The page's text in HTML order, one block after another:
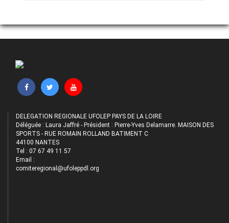
DELEGATION REGIONALE UFOLEP PAYS DE LA LOIRE
Déléguée : Laura Jaffré - Président : Pierre-Yves Delamarre. MAISON DES
SPORTS - RUE ROMAIN ROLLAND BATIMENT C
44100 NANTES
Tel : 07 67 49 11 57
Email :
comiteregional@ufoleppdl.org